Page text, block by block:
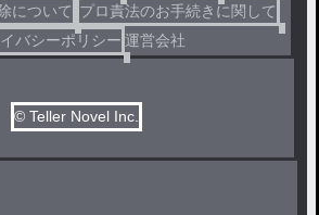
について プロ責法のお手続きに関して
バシーポリシー 運営会社
© Teller Novel Inc.